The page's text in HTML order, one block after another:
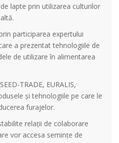
lapte prin utilizarea culturilor
participarea expertului
a prezentat tehnologiile de
de utilizare în alimentarea
TRADE, EURALIS,
și tehnologiile pe care le
furajelor.
relații de colaborare
vor accesa semințe de